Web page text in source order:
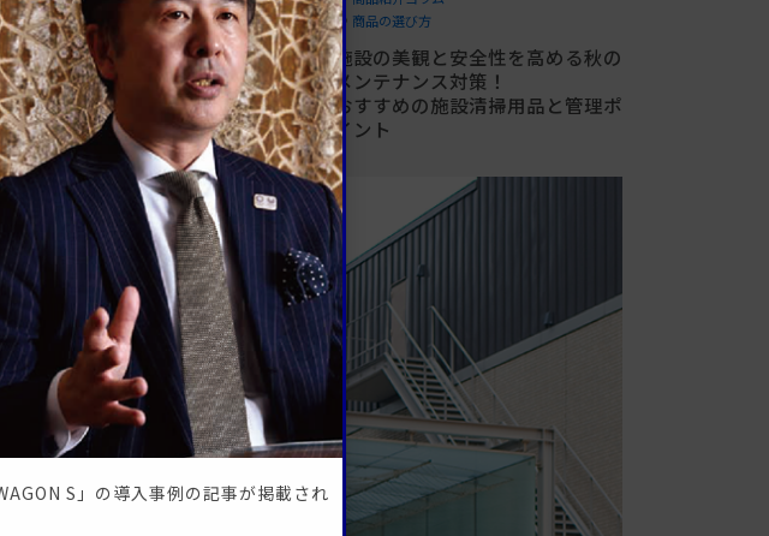
S」の導入事例の記事が掲載され
割があることを覚え
ないと他人に視覚印象
い、クレームの原因に
シーンは、以下の通り
ら生まれるちょっと
商品の選び方
施設の美観と安全性を高める秋の
メンテナンス対策！
おすすめの施設清掃用品と管理ポ
イント